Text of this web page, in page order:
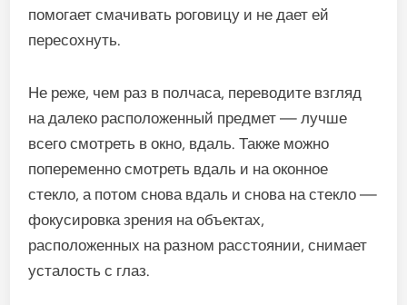
помогает смачивать роговицу и не дает ей
пересохнуть.
Не реже, чем раз в полчаса, переводите взгляд
на далеко расположенный предмет — лучше
всего смотреть в окно, вдаль. Также можно
попеременно смотреть вдаль и на оконное
стекло, а потом снова вдаль и снова на стекло —
фокусировка зрения на объектах,
расположенных на разном расстоянии, снимает
усталость с глаз.